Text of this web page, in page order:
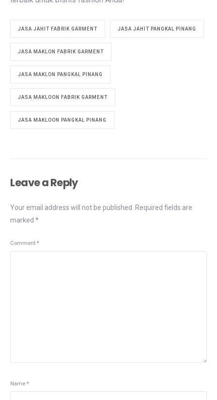
JASA JAHIT FABRIK GARMENT JASA JAHIT PANGKAL PINANG
JASA MAKLON FABRIK GARMENT
JASA MAKLON PANGKAL PINANG
JASA MAKLOON FABRIK GARMENT
JASA MAKLOON PANGKAL PINANG
Leave a Reply
Your email address will not be published.
Required fields are
marked*
Comment*
Name*